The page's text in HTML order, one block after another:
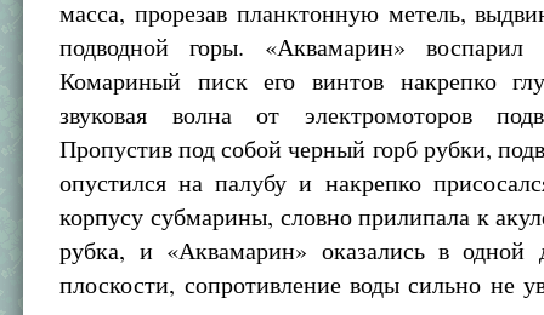
масса, прорезав планктонную метель,
подводной горы. «Аквамарин»
Комариный писк его винтов накрепко
звуковая волна от электромоторов
Пропустив под собой черный горб рубки,
опустился на палубу и накрепко
корпусу субмарины, словно прилипала к
рубка, и «Аквамарин» оказались в одной
плоскости, сопротивление воды сильно не